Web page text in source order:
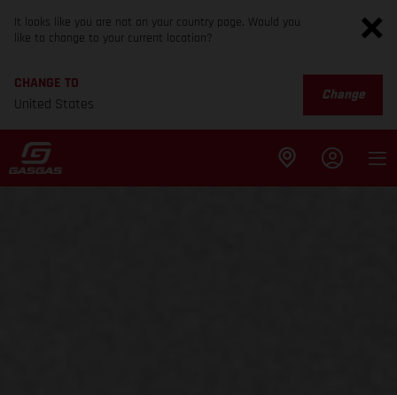
It looks like you are not on your country page. Would you
like to change to your current location?
CHANGE TO
United States
Change